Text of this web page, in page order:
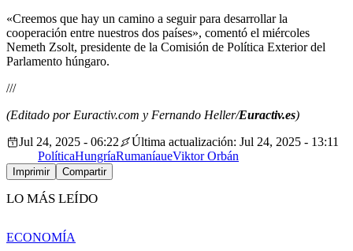
«Creemos que hay un camino a seguir para desarrollar la
cooperación entre nuestros dos países», comentó el miércoles
Nemeth Zsolt, presidente de la Comisión de Política Exterior del
Parlamento húngaro.
///
(Editado por Euractiv.com y Fernando Heller/Euractiv.es)
Jul 24, 2025 - 06:22
Última actualización: Jul 24, 2025 - 13:11
PolíticaHungríaRumaníaueViktor Orbán
Imprimir Compartir
LO MÁS LEÍDO
ECONOMÍA